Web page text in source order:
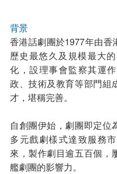
背景
香港話劇團於1977年由香
歷史最悠久及規模最大
化，設理事會監察其運
政、技術及教育等部門組
才，堪稱完善。
自創團伊始，劇團即定位
多元戲劇樣式達致服務
來，製作劇目逾五百個，
艦劇團的影響力。